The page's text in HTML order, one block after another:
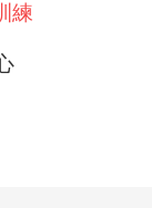
練